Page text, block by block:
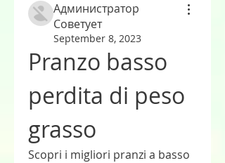
Администратор
Советует
September 8, 2023
Pranzo basso
perdita di peso
grasso
Scopri i migliori pranzi a basso